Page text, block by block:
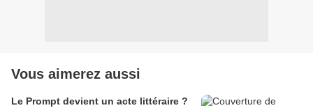
Vous aimerez aussi
Le Prompt devient un acte littéraire ?